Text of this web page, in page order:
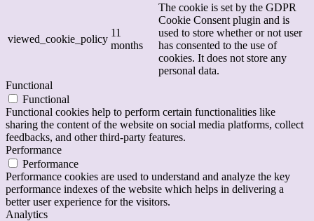
viewed_cookie_policy
11
months
The cookie is set by the GDPR
Cookie Consent plugin and is
used to store whether or not user
has consented to the use of
cookies. It does not store any
personal data.
Functional
Functional
Functional cookies help to perform certain functionalities like
sharing the content of the website on social media platforms, collect
feedbacks, and other third-party features.
Performance
Performance
Performance cookies are used to understand and analyze the key
performance indexes of the website which helps in delivering a
better user experience for the visitors.
Analytics